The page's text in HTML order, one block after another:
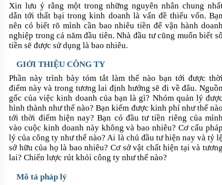
Xin lưu ý rằng một trong những nguyên nhân chung
dẫn tới thất bại trong kinh doanh là vấn đề thiếu vốn.
nên có biết rõ mình cần bao nhiêu tiền để vận hành
nghiệp trong cả năm đầu tiên. Nhà đầu tư cũng muốn biết
tiền sẽ được sử dụng là bao nhiêu.
GIỚI THIỆU CÔNG TY
Phần này trình bày tóm tắt làm thế nào bạn tới được
điểm này và trong tương lai định hướng sẽ đi về đâu.
gốc của việc kinh doanh của bạn là gì? Nhóm quản lý
hình thành như thế nào? Bạn kiếm được kinh phí như thế
tới thời điểm hiện nay? Bạn có đầu tư tiền riêng của
vào cuộc kinh doanh này không và bao nhiêu? Cơ cấu
lý của công ty như thế nào? Ai là chủ đầu tư hiện nay và tỷ
sở hữu của họ là bao nhiêu? Cơ sở vật chất hiện tại và
lai? Chiến lược rút khỏi công ty như thế nào?
Mô tả pháp lý